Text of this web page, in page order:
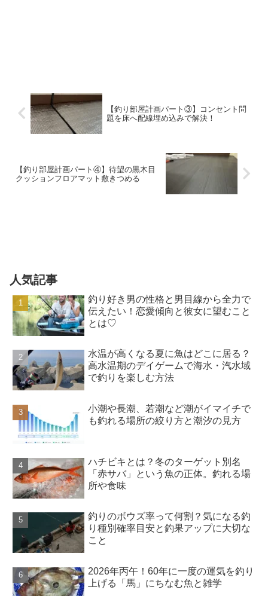
【釣り部屋計画パート③】コンセント問
題を床へ配線埋め込みで解決！
【釣り部屋計画パート④】待望の黒木目
クッションフロアマット敷きつめる
人気記事
釣り好き男の性格と男目線から全力で
伝えたい！恋愛傾向と彼女に望むこと
とは♡
水温が高くなる夏に魚はどこに居る？
高水温期のデイゲームで海水・汽水域
で釣りを楽しむ方法
小潮や長潮、若潮など潮がイマイチで
も釣れる場所の絞り方と潮汐の見方
ハチビキとは？冬のターゲット別名
「赤サバ」という魚の正体。釣れる場
所や食味
釣りのボウズ率って何割？気になる釣
り種別確率目安と釣果アップに大切な
こと
2026年丙午！60年に一度の運気を釣り
上げる「馬」にちなむ魚と雑学